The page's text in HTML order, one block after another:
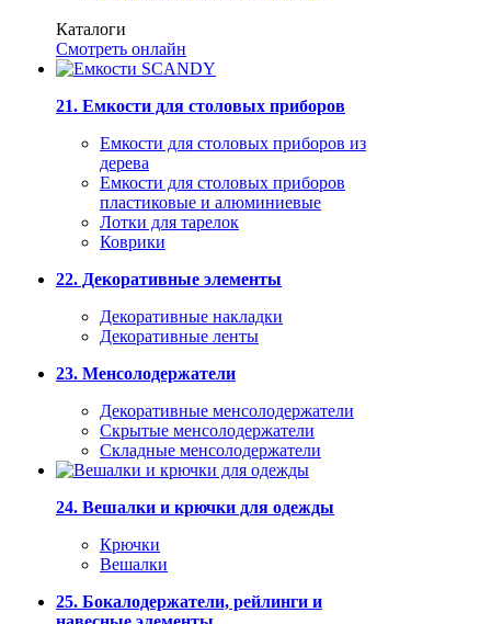
Каталоги
Смотреть онлайн
21. Емкости для столовых приборов
Емкости для столовых приборов из
дерева
Емкости для столовых приборов
пластиковые и алюминиевые
Лотки для тарелок
Коврики
22. Декоративные элементы
Декоративные накладки
Декоративные ленты
23. Менсолодержатели
Декоративные менсолодержатели
Скрытые менсолодержатели
Складные менсолодержатели
24. Вешалки и крючки для одежды
Крючки
Вешалки
25. Бокалодержатели, рейлинги и